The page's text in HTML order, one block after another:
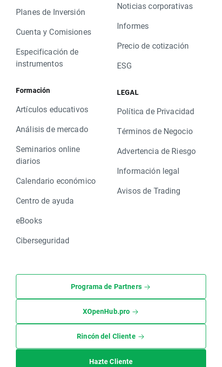
Planes de Inversión
Cuenta y Comisiones
Especificación de
instrumentos
Formación
Artículos educativos
Análisis de mercado
Seminarios online
diarios
Calendario económico
Centro de ayuda
eBooks
Ciberseguridad
Noticias corporativas
Informes
Precio de cotización
ESG
LEGAL
Política de Privacidad
Términos de Negocio
Advertencia de Riesgo
Información legal
Avisos de Trading
Programa de Partners
XOpenHub.pro
Rincón del Cliente
Hazte Cliente